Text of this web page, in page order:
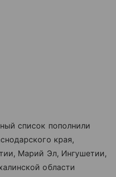
список пополнили
края,
Марий Эл, Ингушетии,
области